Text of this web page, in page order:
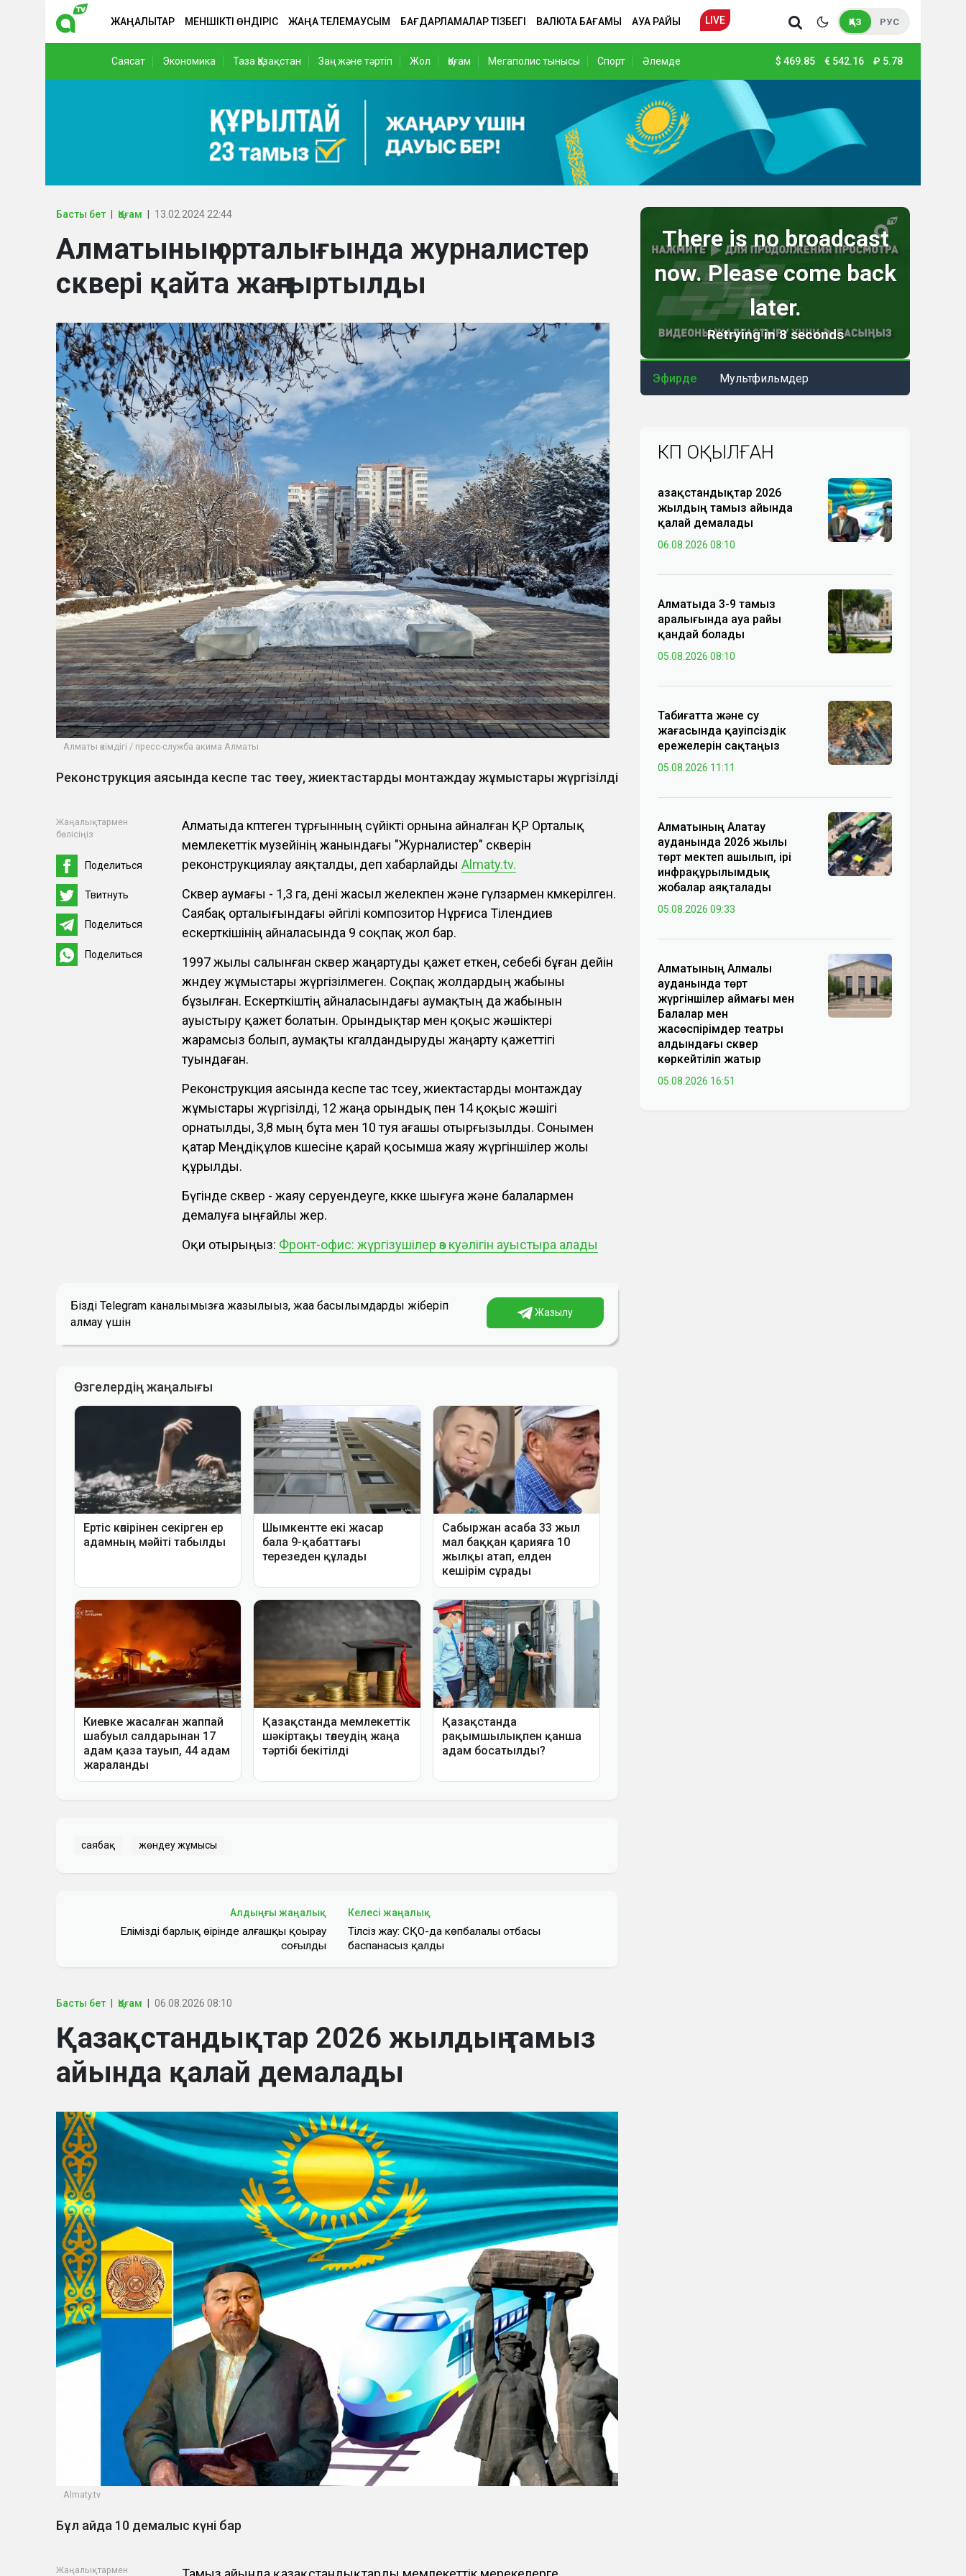
ЖАҢАЛЫҚТАР МЕНШІКТІ ӨНДІРІС ЖАҢА ТЕЛЕМАУСЫМ БАҒДАРЛАМАЛАР ТІЗБЕГІ ВАЛЮТА БАҒАМЫ АУА РАЙЫ LIVE ҚАЗ РУС
Саясат Экономика Таза Қазақстан Заң және тәртіп Жол Қоғам Мегаполис тынысы Спорт Әлемде $ 469.85 € 542.16 ₽ 5.78
Басты бет Қоғам 13.02.2024 22:44
Алматының орталығында журналистер
сквері қайта жаңғыртылды
Алматы әкімдігі / пресс-служба акима Алматы
Реконструкция аясында кеспе тас төсеу, жиектастарды монтаждау жұмыстары жүргізілді
Жаңалықтармен
бөлісіңіз
Поделиться
Твитнуть
Поделиться
Поделиться
Алматыда көптеген тұрғынның сүйікті орнына айналған ҚР Орталық
мемлекеттік музейінің жанындағы "Журналистер" скверін
реконструкциялау аяқталды, деп хабарлайдыAlmaty.tv.
Сквер аумағы - 1,3 га, дені жасыл желекпен және гүлзармен көмкерілген.
Саябақ орталығындағы әйгілі композитор Нұрғиса Тілендиев
ескерткішінің айналасында 9 соқпақ жол бар.
1997 жылы салынған сквер жаңартуды қажет еткен, себебі бұған дейін
жөндеу жұмыстары жүргізілмеген. Соқпақ жолдардың жабыны
бұзылған. Ескерткіштің айналасындағы аумақтың да жабынын
ауыстыру қажет болатын. Орындықтар мен қоқыс жәшіктері
жарамсыз болып, аумақты көгалдандыруды жаңарту қажеттігі
туындаған.
Реконструкция аясында кеспе тас төсеу, жиектастарды монтаждау
жұмыстары жүргізілді, 12 жаңа орындық пен 14 қоқыс жәшігі
орнатылды, 3,8 мың бұта мен 10 туя ағашы отырғызылды. Сонымен
қатар Меңдіқұлов көшесіне қарай қосымша жаяу жүргіншілер жолы
құрылды.
Бүгінде сквер - жаяу серуендеуге, көкке шығуға және балалармен
демалуға ыңғайлы жер.
Оқи отырыңыз: Фронт-офис: жүргізушілер өз куәлігін ауыстыра алады
Біздің Telegram каналымызға жазылыңыз, жаңа басылымдарды жіберіп
алмау үшін
Жазылу
саябақ жөндеу жұмысы
Алдыңғы жаңалық
Еліміздің барлық өңірінде алғашқы қоңырау
соғылды
Келесі жаңалық
Тілсіз жау: СҚО-да көпбалалы отбасы
баспанасыз қалды
Басты бет Қоғам 06.08.2026 08:10
Қазақстандықтар 2026 жылдың тамыз
айында қалай демалады
Almaty.tv
Бұл айда 10 демалыс күні бар
Жаңалықтармен
Эфирде Мультфильмдер
КӨП ОҚЫЛҒАН
Қазақстандықтар 2026
жылдың тамыз айында
қалай демалады
06.08.2026 08:10
Алматыда 3-9 тамыз
аралығында ауа райы
қандай болады
05.08.2026 08:10
Табиғатта және су
жағасында қауіпсіздік
ережелерін сақтаңыз
05.08.2026 11:11
Алматының Алатау
ауданында 2026 жылы
төрт мектеп ашылып, ірі
инфрақұрылымдық
жобалар аяқталады
05.08.2026 09:33
Алматының Алмалы
ауданында төрт
жүргіншілер аймағы мен
Балалар мен
жасөспірімдер театры
алдындағы сквер
көркейтіліп жатыр
05.08.2026 16:51